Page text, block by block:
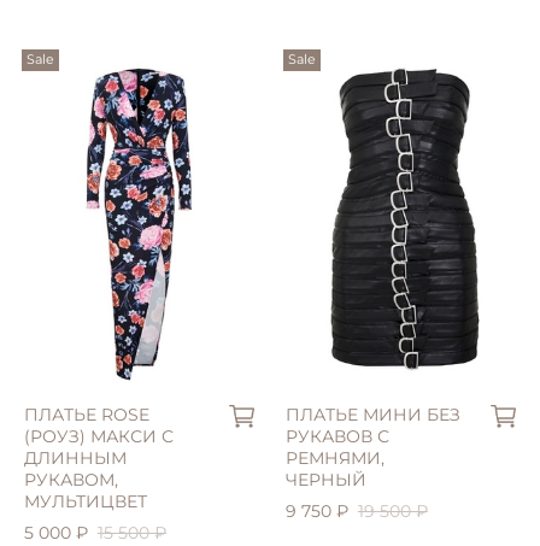
Sale
L (46)
ПЛАТЬЕ ROSE
(РОУЗ) МАКСИ С
ДЛИННЫМ
РУКАВОМ,
МУЛЬТИЦВЕТ
5 000 ₽ 15 500 ₽
Sale
S (42)
ПЛАТЬЕ МИНИ БЕЗ
РУКАВОВ С
РЕМНЯМИ,
ЧЕРНЫЙ
9 750 ₽ 19 500 ₽